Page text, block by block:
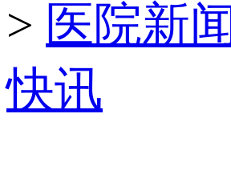
> 医院新闻
快讯